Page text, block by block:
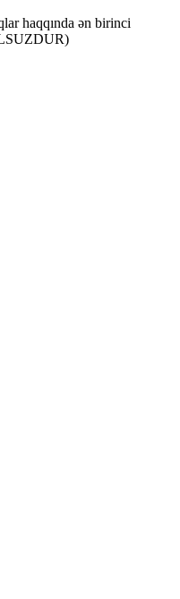
haqqında ən birinci